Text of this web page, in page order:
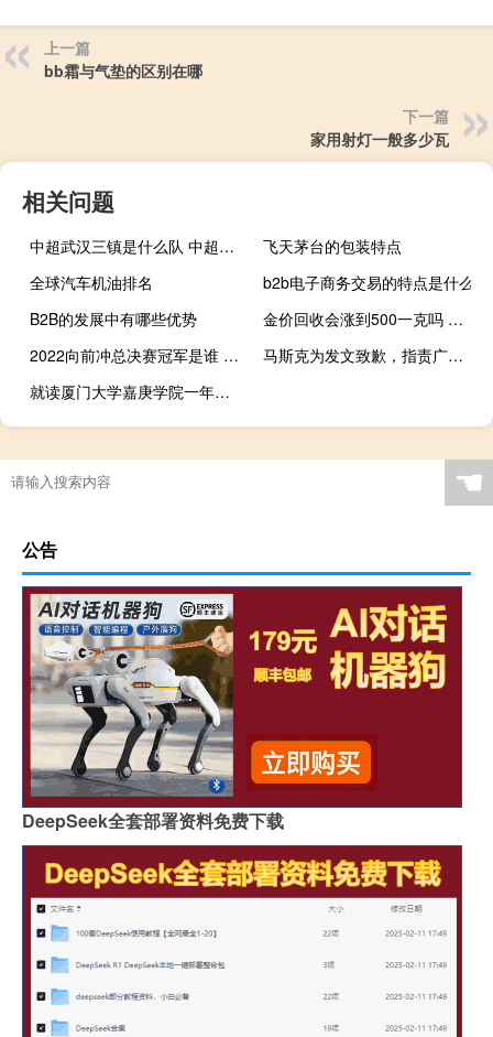
上一篇
bb霜与气垫的区别在哪
下一篇
家用射灯一般多少瓦
相关问题
中超武汉三镇是什么队 中超武汉三镇厉害了
飞天茅台的包装特点
全球汽车机油排名
b2b电子商务交易的特点是什么
B2B的发展中有哪些优势
金价回收会涨到500一克吗 黄金回收价是多少钱一克
2022向前冲总决赛冠军是谁 2022中冠联赛最新战报
马斯克为发文致歉，指责广告商的“敲诈”行为
就读厦门大学嘉庚学院一年要多少钱 厦门大学嘉庚学院学费
☚
公告
DeepSeek全套部署资料免费下载